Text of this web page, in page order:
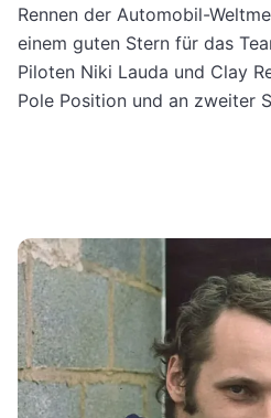
Rennen der Automobil-
einem guten Stern für das
Piloten Niki Lauda und Clay
Pole Position und an zweiter